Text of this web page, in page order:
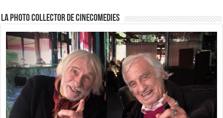
La Photo collector de CineComedies